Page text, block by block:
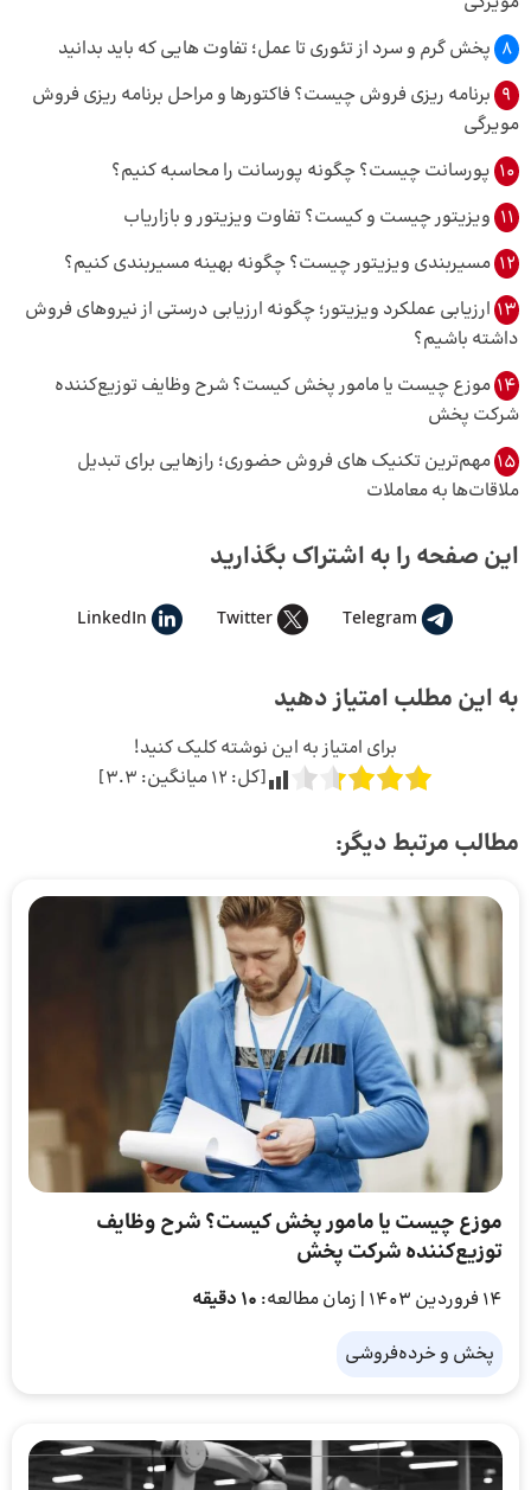
8 پخش گرم و سرد از تئوری تا عمل؛ تفاوت هایی که باید بدانید
9 برنامه‌ ریزی فروش چیست؟ فاکتورها و مراحل برنامه‌ ریزی فروش
مویرگی
10 پورسانت چیست؟ چگونه پورسانت را محاسبه کنیم؟
11 ویزیتور چیست و کیست؟ تفاوت ویزیتور و بازاریاب
12 مسیربندی ویزیتور چیست؟ چگونه بهینه مسیربندی کنیم؟
13 ارزیابی عملکرد ویزیتور؛ چگونه ارزیابی درستی از نیروهای فروش
داشته باشیم؟
14 موزع چیست یا مامور پخش کیست؟ شرح وظایف توزیع‌کننده
شرکت پخش
15 مهم‌ترین تکنیک های‌ فروش حضوری؛ رازهایی برای تبدیل
ملاقات‌ها به معاملات
این صفحه را به اشتراک بگذارید
Telegram
Twitter
LinkedIn
به این مطلب امتیاز دهید
برای امتیاز به این نوشته کلیک کنید!
[کل: 12میانگین: 3.3
]
مطالب مرتبط دیگر:
موزع چیست یا مامور پخش کیست؟ شرح وظایف
توزیع‌کننده شرکت پخش
14 فروردین 1403 | زمان مطالعه: 10 دقیقه
پخش و خرده‌فروشی